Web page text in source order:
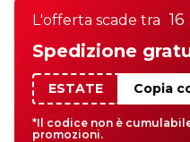
L'offerta scade tra 16
Spedizione
ESTATE Copia
*Il codice non è
promozioni.